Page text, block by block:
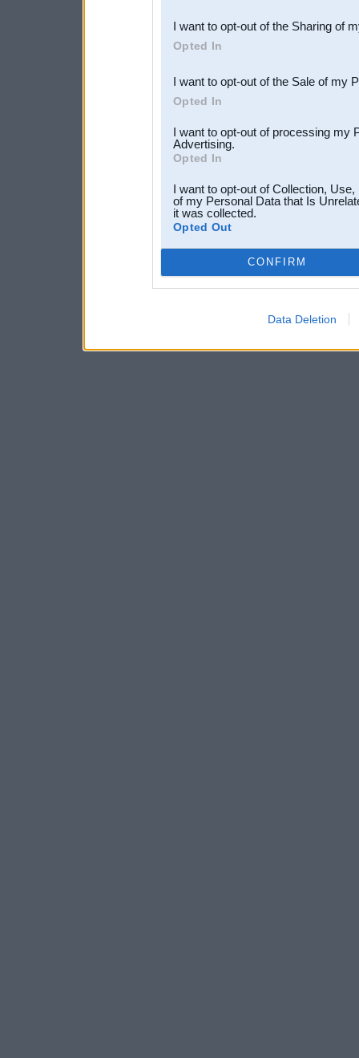
Downstream Participants
third parties.
I want to opt-out of the Sharing of
Opted In
I want to opt-out of the Sale of my
Opted In
I want to opt-out of processing my
Advertising.
Opted In
I want to opt-out of Collection,
of my Personal Data that Is
it was collected.
Opted Out
CONFIRM
Data Deletion